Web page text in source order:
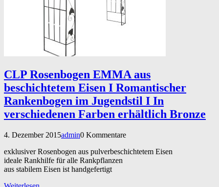
CLP Rosenbogen EMMA aus
beschichtetem Eisen I Romantischer
Rankenbogen im Jugendstil I In
verschiedenen Farben erhältlich Bronze
4. Dezember 2015admin0 Kommentare
exklusiver Rosenbogen aus pulverbeschichtetem Eisen
ideale Rankhilfe für alle Rankpflanzen
aus stabilem Eisen ist handgefertigt